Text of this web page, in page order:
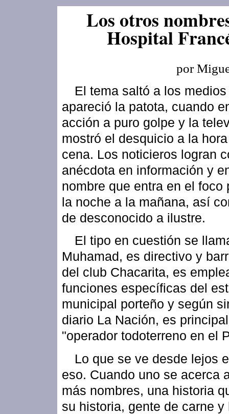
Los otros
Hospital
por
El tema saltó a los
apareció la patota, cuando
acción a puro golpe y la
mostró el desquicio a la
cena. Los noticieros logran
anécdota en información y
nombre que entra en el foco
la noche a la mañana, así
de desconocido a ilustre.
El tipo en cuestión se
Muhamad, es directivo y
del club Chacarita, es
funciones específicas del
municipal porteño y según
diario La Nación, es
"operador todoterreno en el
Lo que se ve desde lejos
eso. Cuando uno se acerca
más nombres, una historia
su historia, gente de carne y